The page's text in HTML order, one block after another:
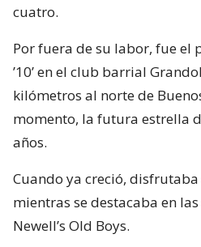
cuatro.
Por fuera de su labor, fue el
’10’ en el club barrial
kilómetros al norte de
momento, la futura estrella
años.
Cuando ya creció,
mientras se destacaba en
Newell’s Old Boys.